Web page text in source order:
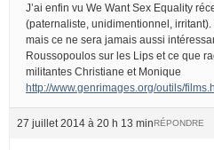
J’ai enfin vu We Want Sex Equality
(paternaliste, unidimentionnel,
mais ce ne sera jamais aussi
Roussopoulos sur les Lips et ce que
militantes Christiane et Monique
http://www.genrimages.org/outils/
27 juillet 2014 à 20 h 13 minRÉPONDRE